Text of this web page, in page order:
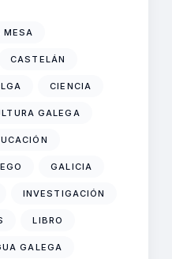
MESA
CASTELÁN
CIENCIA
GALEGA
GALICIA
INVESTIGACIÓN
LIBRO
GALEGA